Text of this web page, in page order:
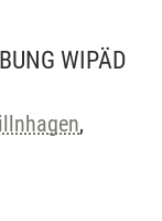
WIPÄD
,